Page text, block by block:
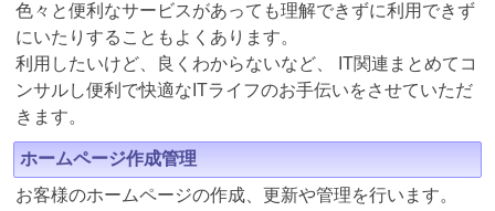
色々と便利なサービスがあっても理解できずに利用できず
にいたりすることもよくあります。
利用したいけど、良くわからないなど、 IT関連まとめてコ
ンサルし便利で快適なITライフのお手伝いをさせていただ
きます。
ホームページ作成管理
お客様のホームページの作成、更新や管理を行います。